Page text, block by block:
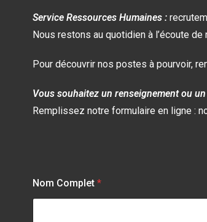
Service Ressources Humaines :
Nous restons au quotidien à l’écoute de
Pour découvrir nos postes à pourvoir,
Vous souhaitez un renseignement ou
Remplissez notre formulaire en ligne :
Nom Complet *